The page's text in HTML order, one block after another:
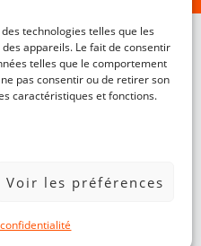
technologies telles que les
appareils. Le fait de consentir
telles que le comportement
pas consentir ou de retirer son
caractéristiques et fonctions.
Voir les préférences